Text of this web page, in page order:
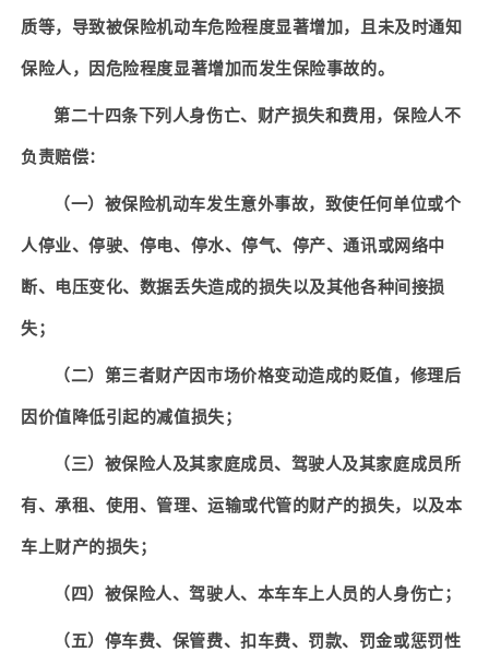
质等，导致被保险机动车危险程度显著增加，且未及时通知
保险人，因危险程度显著增加而发生保险事故的。
第二十四条下列人身伤亡、财产损失和费用，保险人不
负责赔偿：
（一）被保险机动车发生意外事故，致使任何单位或个
人停业、停驶、停电、停水、停气、停产、通讯或网络中
断、电压变化、数据丢失造成的损失以及其他各种间接损
失；
（二）第三者财产因市场价格变动造成的贬值，修理后
因价值降低引起的减值损失；
（三）被保险人及其家庭成员、驾驶人及其家庭成员所
有、承租、使用、管理、运输或代管的财产的损失，以及本
车上财产的损失；
（四）被保险人、驾驶人、本车车上人员的人身伤亡；
（五）停车费、保管费、扣车费、罚款、罚金或惩罚性